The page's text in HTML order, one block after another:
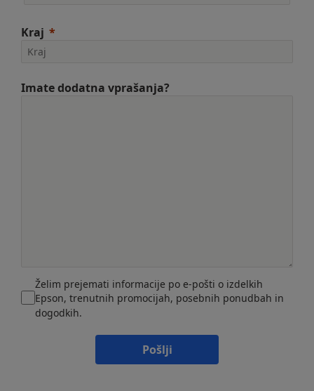
Kraj
Imate dodatna vprašanja?
Želim prejemati informacije po e-pošti o izdelkih
Epson, trenutnih promocijah, posebnih ponudbah in
dogodkih.
Pošlji